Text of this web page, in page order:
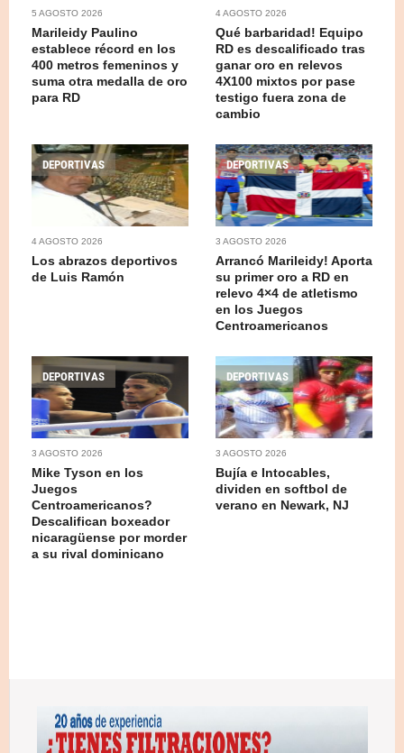
5 AGOSTO 2026
Marileidy Paulino
establece récord en los
400 metros femeninos y
suma otra medalla de oro
para RD
4 AGOSTO 2026
Qué barbaridad! Equipo
RD es descalificado tras
ganar oro en relevos
4X100 mixtos por pase
testigo fuera zona de
cambio
DEPORTIVAS
4 AGOSTO 2026
Los abrazos deportivos
de Luis Ramón
DEPORTIVAS
3 AGOSTO 2026
Arrancó Marileidy! Aporta
su primer oro a RD en
relevo 4×4 de atletismo
en los Juegos
Centroamericanos
DEPORTIVAS
3 AGOSTO 2026
Mike Tyson en los
Juegos
Centroamericanos?
Descalifican boxeador
nicaragüense por morder
a su rival dominicano
DEPORTIVAS
3 AGOSTO 2026
Bujía e Intocables,
dividen en softbol de
verano en Newark, NJ